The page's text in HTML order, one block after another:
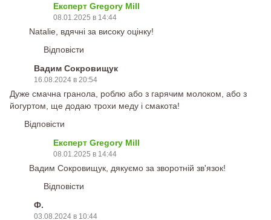
Експерт Gregory Mill
08.01.2025 в 14:44
Natalie, вдячні за високу оцінку!
Відповісти
Вадим Сокровищук
16.08.2024 в 20:54
Дуже смачна гранола, роблю або з гарячим молоком, або з
йогуртом, ще додаю трохи меду і смакота!
Відповісти
Експерт Gregory Mill
08.01.2025 в 14:44
Вадим Сокровищук, дякуємо за зворотній зв'язок!
Відповісти
Ф.
03.08.2024 в 10:44